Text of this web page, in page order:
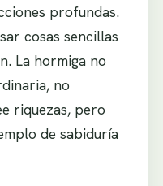
profundas.
cosas sencillas
La hormiga no
no
riquezas, pero
de sabiduría